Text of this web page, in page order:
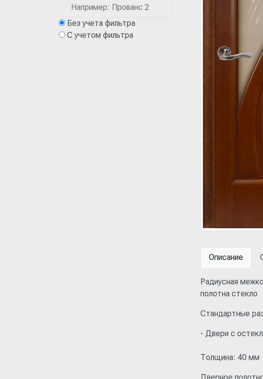
Описание
Радиусная
полотна стекло
Стандартные
- Двери с
Толщина: 40 мм
Дверное
Без учета фильтра
С учетом фильтра